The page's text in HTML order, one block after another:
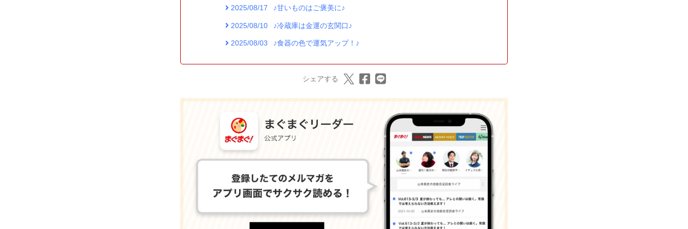
2025/08/17 ♪甘いものはご褒美に♪
2025/08/10 ♪冷蔵庫は金運の玄関口♪
2025/08/03 ♪食器の色で運気アップ！♪
シェアする